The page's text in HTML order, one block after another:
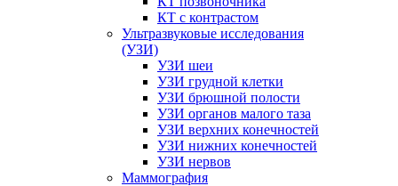
КТ с контрастом
Ультразвуковые исследования
(УЗИ)
УЗИ шеи
УЗИ грудной клетки
УЗИ брюшной полости
УЗИ органов малого таза
УЗИ верхних конечностей
УЗИ нижних конечностей
УЗИ нервов
Маммография